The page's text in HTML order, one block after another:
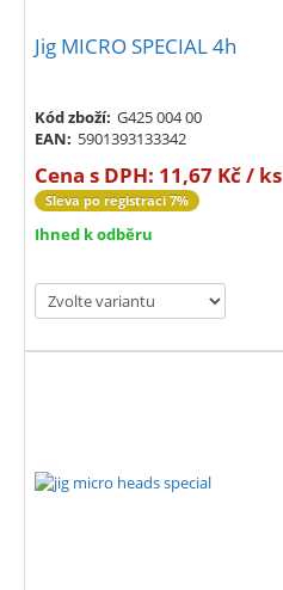
Jig MICRO SPECIAL 4h
Kód zboží: G425 004 00
EAN: 5901393133342
Cena s DPH: 11,67 Kč / ks
Sleva po registraci 7%
Ihned k odběru